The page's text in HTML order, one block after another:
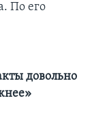
По его
довольно